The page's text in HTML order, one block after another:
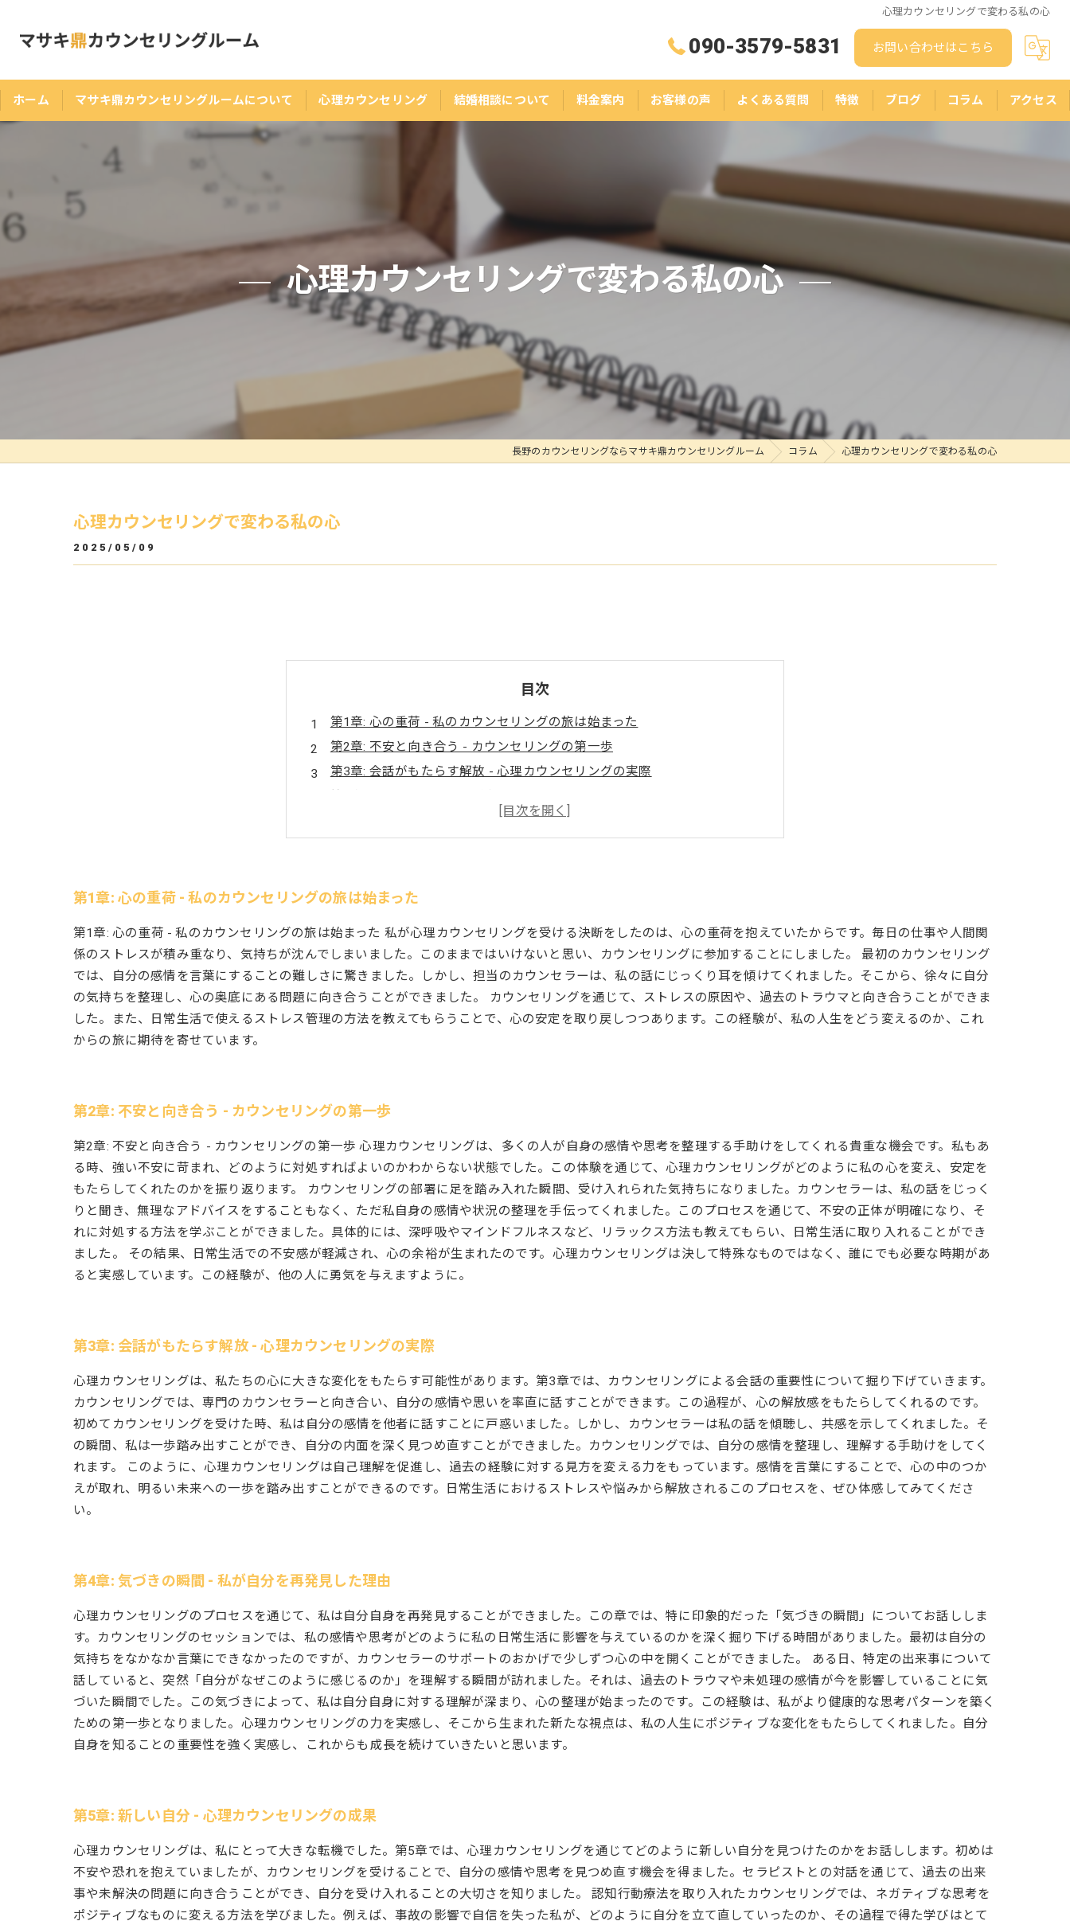
心理カウンセリングで変わる私の心
090-3579-5831 お問い合わせはこちら
ホーム マサキ鼎カウンセリングルームについて 心理カウンセリング 結婚相談について 料金案内 お客様の声 よくある質問 特徴
スピリチュアル
ブログ コラム アクセス
心理カウンセリングで変わる私の心
長野のカウンセリングならマサキ鼎カウンセリングルーム コラム 心理カウンセリングで変わる私の心
心理カウンセリングで変わる私の心
2025/05/09
目次
第1章: 心の重荷 - 私のカウンセリングの旅は始まった
第2章: 不安と向き合う - カウンセリングの第一歩
第3章: 会話がもたらす解放 - 心理カウンセリングの実際
第5章: 新しい自分 - 心理カウンセリングの成果
第1章: 心の重荷 - 私のカウンセリングの旅は始まった
第1章: 心の重荷 - 私のカウンセリングの旅は始まった 私が心理カウンセリングを受ける決断をしたのは、心の重荷を抱えていたからです。毎日の仕事や人間関
係のストレスが積み重なり、気持ちが沈んでしまいました。このままではいけないと思い、カウンセリングに参加することにしました。 最初のカウンセリング
では、自分の感情を言葉にすることの難しさに驚きました。しかし、担当のカウンセラーは、私の話にじっくり耳を傾けてくれました。そこから、徐々に自分
の気持ちを整理し、心の奥底にある問題に向き合うことができました。 カウンセリングを通じて、ストレスの原因や、過去のトラウマと向き合うことができま
した。また、日常生活で使えるストレス管理の方法を教えてもらうことで、心の安定を取り戻しつつあります。この経験が、私の人生をどう変えるのか、これ
からの旅に期待を寄せています。
第2章: 不安と向き合う - カウンセリングの第一歩
第2章: 不安と向き合う - カウンセリングの第一歩 心理カウンセリングは、多くの人が自身の感情や思考を整理する手助けをしてくれる貴重な機会です。私もあ
る時、強い不安に苛まれ、どのように対処すればよいのかわからない状態でした。この体験を通じて、心理カウンセリングがどのように私の心を変え、安定を
もたらしてくれたのかを振り返ります。 カウンセリングの部署に足を踏み入れた瞬間、受け入れられた気持ちになりました。カウンセラーは、私の話をじっく
りと聞き、無理なアドバイスをすることもなく、ただ私自身の感情や状況の整理を手伝ってくれました。このプロセスを通じて、不安の正体が明確になり、そ
れに対処する方法を学ぶことができました。具体的には、深呼吸やマインドフルネスなど、リラックス方法も教えてもらい、日常生活に取り入れることができ
ました。 その結果、日常生活での不安感が軽減され、心の余裕が生まれたのです。心理カウンセリングは決して特殊なものではなく、誰にでも必要な時期があ
ると実感しています。この経験が、他の人に勇気を与えますように。
第3章: 会話がもたらす解放 - 心理カウンセリングの実際
心理カウンセリングは、私たちの心に大きな変化をもたらす可能性があります。第3章では、カウンセリングによる会話の重要性について掘り下げていきます。
カウンセリングでは、専門のカウンセラーと向き合い、自分の感情や思いを率直に話すことができます。この過程が、心の解放感をもたらしてくれるのです。
初めてカウンセリングを受けた時、私は自分の感情を他者に話すことに戸惑いました。しかし、カウンセラーは私の話を傾聴し、共感を示してくれました。そ
の瞬間、私は一歩踏み出すことができ、自分の内面を深く見つめ直すことができました。カウンセリングでは、自分の感情を整理し、理解する手助けをしてく
れます。 このように、心理カウンセリングは自己理解を促進し、過去の経験に対する見方を変える力をもっています。感情を言葉にすることで、心の中のつか
えが取れ、明るい未来への一歩を踏み出すことができるのです。日常生活におけるストレスや悩みから解放されるこのプロセスを、ぜひ体感してみてくださ
い。
第4章: 気づきの瞬間 - 私が自分を再発見した理由
心理カウンセリングのプロセスを通じて、私は自分自身を再発見することができました。この章では、特に印象的だった「気づきの瞬間」についてお話ししま
す。カウンセリングのセッションでは、私の感情や思考がどのように私の日常生活に影響を与えているのかを深く掘り下げる時間がありました。最初は自分の
気持ちをなかなか言葉にできなかったのですが、カウンセラーのサポートのおかげで少しずつ心の中を開くことができました。 ある日、特定の出来事について
話していると、突然「自分がなぜこのように感じるのか」を理解する瞬間が訪れました。それは、過去のトラウマや未処理の感情が今を影響していることに気
づいた瞬間でした。この気づきによって、私は自分自身に対する理解が深まり、心の整理が始まったのです。この経験は、私がより健康的な思考パターンを築く
ための第一歩となりました。心理カウンセリングの力を実感し、そこから生まれた新たな視点は、私の人生にポジティブな変化をもたらしてくれました。自分
自身を知ることの重要性を強く実感し、これからも成長を続けていきたいと思います。
第5章: 新しい自分 - 心理カウンセリングの成果
心理カウンセリングは、私にとって大きな転機でした。第5章では、心理カウンセリングを通じてどのように新しい自分を見つけたのかをお話しします。初めは
不安や恐れを抱えていましたが、カウンセリングを受けることで、自分の感情や思考を見つめ直す機会を得ました。セラピストとの対話を通じて、過去の出来
事や未解決の問題に向き合うことができ、自分を受け入れることの大切さを知りました。 認知行動療法を取り入れたカウンセリングでは、ネガティブな思考を
ポジティブなものに変える方法を学びました。例えば、事故の影響で自信を失った私が、どのように自分を立て直していったのか、その過程で得た学びはとて